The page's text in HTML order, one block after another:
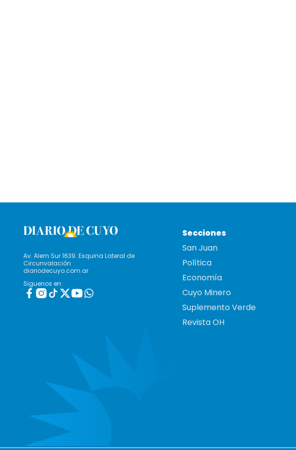
Av. Alem Sur 1639. Esquina Lateral de
Circunvalación
diariodecuyo.com.ar
Siguenos en:
Secciones
San Juan
Política
Economía
Cuyo Minero
Suplemento Verde
Revista OH